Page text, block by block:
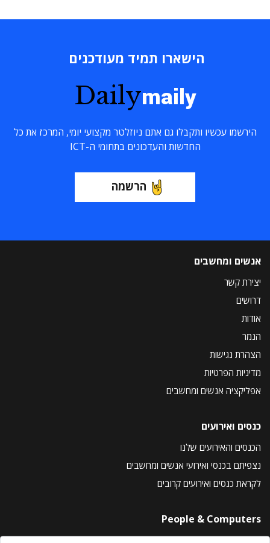
הישארו תמיד מעודכנים
Dailymaily
הירשמו עכשיו ותקבלו גם אתם ניוזלטר מקצועי יומי, המרכז את כל
החדשות והעדכונים בתחומי ה-ICT
הרשמה
אנשים ומחשבים
יצירת קשר
דרושים
אודות
הנמר
הצהרת נגישות
מדיניות הפרטיות
אפליקציה אנשים ומחשבים
כנסים ואירועים
הכנסים והאירועים שלנו
נצפיתם בכנסי ואירועי אנשים ומחשבים
לקראת כנסים ואירועים קרובים
People & Computers
About Us